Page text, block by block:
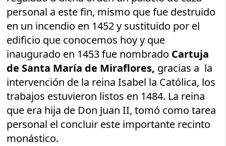
personal a este fin, mismo que fue destruido
en un incendio en 1452 y sustituido por el
edificio que conocemos hoy y que
inaugurado en 1453 fue nombrado Cartuja
de Santa María de Miraflores, gracias a la
intervención de la reina Isabel la Católica, los
trabajos estuvieron listos en 1484. La reina
que era hija de Don Juan II, tomó como tarea
personal el concluir este importante recinto
monástico.